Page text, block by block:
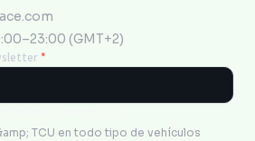
(GMT+2)
*
TCU en todo tipo de vehículos